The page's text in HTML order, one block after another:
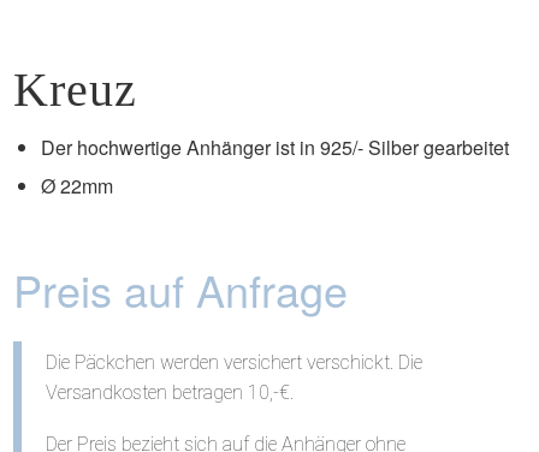
Kreuz
Der hochwertige Anhänger ist in 925/- Silber gearbeitet
Ø 22mm
Preis auf Anfrage
Die Päckchen werden versichert verschickt. Die
Versandkosten betragen 10,-€.
Der Preis bezieht sich auf die Anhänger ohne